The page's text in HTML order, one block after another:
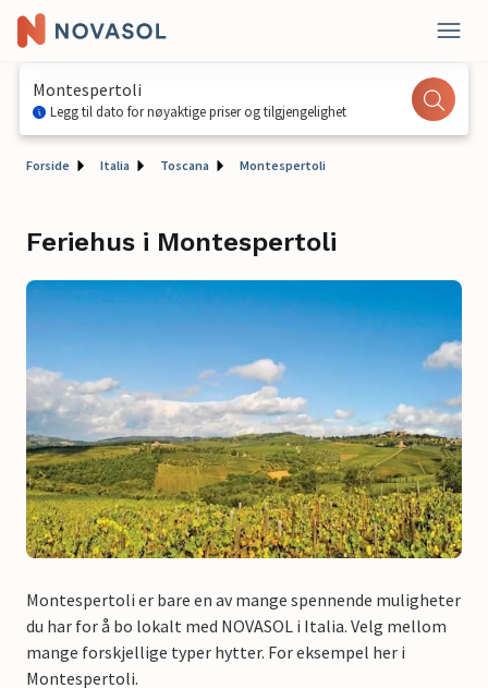
Montespertoli
Legg til dato for nøyaktige priser og tilgjengelighet
Forside Italia Toscana Montespertoli
Feriehus i Montespertoli
Montespertoli er bare en av mange spennende muligheter
du har for å bo lokalt med NOVASOL i Italia. Velg mellom
mange forskjellige typer hytter. For eksempel her i
Montespertoli.